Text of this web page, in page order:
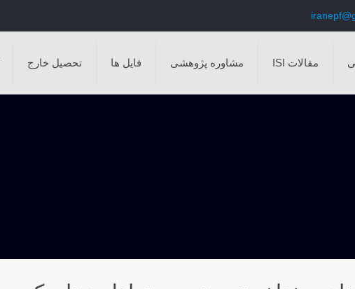
مقالات ISI مشاوره پژوهشی فایل ها تحصیل خارج